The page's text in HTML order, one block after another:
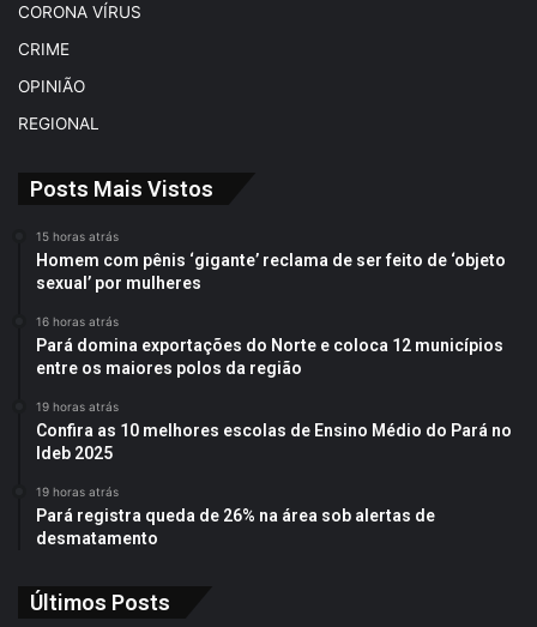
CORONA VÍRUS
CRIME
OPINIÃO
REGIONAL
Posts Mais Vistos
15 horas atrás
Homem com pênis ‘gigante’ reclama de ser feito de ‘objeto
sexual’ por mulheres
16 horas atrás
Pará domina exportações do Norte e coloca 12 municípios
entre os maiores polos da região
19 horas atrás
Confira as 10 melhores escolas de Ensino Médio do Pará no
Ideb 2025
19 horas atrás
Pará registra queda de 26% na área sob alertas de
desmatamento
Últimos Posts